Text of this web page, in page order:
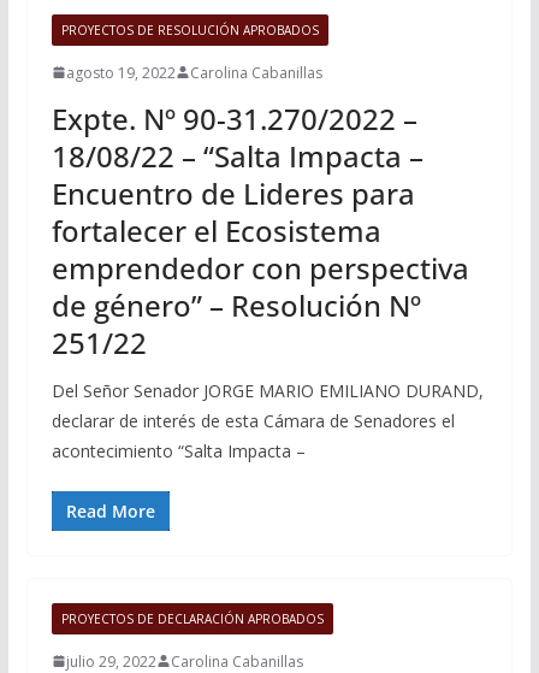
PROYECTOS DE RESOLUCIÓN APROBADOS
agosto 19, 2022 Carolina Cabanillas
Expte. Nº 90-31.270/2022 –
18/08/22 – “Salta Impacta –
Encuentro de Lideres para
fortalecer el Ecosistema
emprendedor con perspectiva
de género” – Resolución Nº
251/22
Del Señor Senador JORGE MARIO EMILIANO DURAND,
declarar de interés de esta Cámara de Senadores el
acontecimiento “Salta Impacta –
Read More
PROYECTOS DE DECLARACIÓN APROBADOS
julio 29, 2022 Carolina Cabanillas